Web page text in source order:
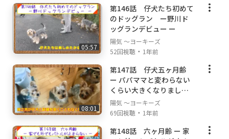
05:57
第146話 仔犬たち初めて
のドッグラン ー野川ド
ッグランデビュー ー
陽気 ～ヨーキーズ
52回視聴 ・ 1年前
08:01
第147話 仔犬五ヶ月齢
ー パパママと変わらない
くらい大きくなりました
ー
陽気 ～ヨーキーズ
69回視聴 ・ 1年前
第148話 六ヶ月齢 ー 家